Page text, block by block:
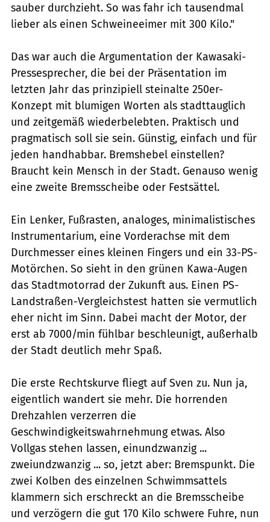
sauber durchzieht. So was fahr ich tausendmal
lieber als einen Schweineeimer mit 300 Kilo."
Das war auch die Argumentation der Kawasaki-
Pressesprecher, die bei der Präsentation im
letzten Jahr das prinzipiell steinalte 250er-
Konzept mit blumigen Worten als stadttauglich
und zeitgemäß wiederbelebten. Praktisch und
pragmatisch soll sie sein. Günstig, einfach und für
jeden handhabbar. Bremshebel einstellen?
Braucht kein Mensch in der Stadt. Genauso wenig
eine zweite Bremsscheibe oder Festsättel.
Ein Lenker, Fußrasten, analoges, minimalistisches
Instrumentarium, eine Vorderachse mit dem
Durchmesser eines kleinen Fingers und ein 33-PS-
Motörchen. So sieht in den grünen Kawa-Augen
das Stadtmotorrad der Zukunft aus. Einen PS-
Landstraßen-Vergleichstest hatten sie vermutlich
eher nicht im Sinn. Dabei macht der Motor, der
erst ab 7000/min fühlbar beschleunigt, außerhalb
der Stadt deutlich mehr Spaß.
Die erste Rechtskurve fliegt auf Sven zu. Nun ja,
eigentlich wandert sie mehr. Die horrenden
Drehzahlen verzerren die
Geschwindigkeitswahrnehmung etwas. Also
Vollgas stehen lassen, einundzwanzig ...
zweiundzwanzig ... so, jetzt aber: Bremspunkt. Die
zwei Kolben des einzelnen Schwimmsattels
klammern sich erschreckt an die Bremsscheibe
und verzögern die gut 170 Kilo schwere Fuhre, nun